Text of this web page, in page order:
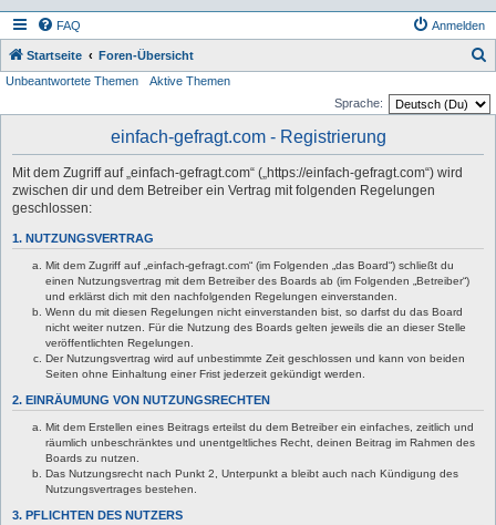
FAQ Anmelden
Startseite Foren-Übersicht
Unbeantwortete Themen
Aktive Themen
Sprache:
einfach-gefragt.com - Registrierung
Mit dem Zugriff auf „einfach-gefragt.com“ („https://einfach-gefragt.com“) wird
zwischen dir und dem Betreiber ein Vertrag mit folgenden Regelungen
geschlossen:
1. NUTZUNGSVERTRAG
Mit dem Zugriff auf „einfach-gefragt.com“ (im Folgenden „das Board“) schließt du
einen Nutzungsvertrag mit dem Betreiber des Boards ab (im Folgenden „Betreiber“)
und erklärst dich mit den nachfolgenden Regelungen einverstanden.
Wenn du mit diesen Regelungen nicht einverstanden bist, so darfst du das Board
nicht weiter nutzen. Für die Nutzung des Boards gelten jeweils die an dieser Stelle
veröffentlichten Regelungen.
Der Nutzungsvertrag wird auf unbestimmte Zeit geschlossen und kann von beiden
Seiten ohne Einhaltung einer Frist jederzeit gekündigt werden.
2. EINRÄUMUNG VON NUTZUNGSRECHTEN
Mit dem Erstellen eines Beitrags erteilst du dem Betreiber ein einfaches, zeitlich und
räumlich unbeschränktes und unentgeltliches Recht, deinen Beitrag im Rahmen des
Boards zu nutzen.
Das Nutzungsrecht nach Punkt 2, Unterpunkt a bleibt auch nach Kündigung des
Nutzungsvertrages bestehen.
3. PFLICHTEN DES NUTZERS